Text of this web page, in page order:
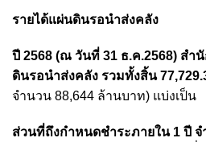
รายได้แผ่นดินรอนำส่งคลัง
ปี 2568 (ณ วันที่ 31 ธ.ค.2568) สำ
ดินรอนำส่งคลัง รวมทั้งสิ้น
จำนวน 88,644 ล้านบาท) แบ่งเป็น
ส่วนที่ถึงกำหนดชำระภายใน 1 ปี